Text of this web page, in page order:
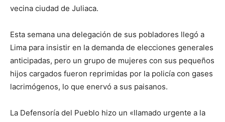
vecina ciudad de Juliaca.
Esta semana una delegación de sus pobladores llegó a
Lima para insistir en la demanda de elecciones generales
anticipadas, pero un grupo de mujeres con sus pequeños
hijos cargados fueron reprimidas por la policía con gases
lacrimógenos, lo que enervó a sus paisanos.
La Defensoría del Pueblo hizo un «llamado urgente a la